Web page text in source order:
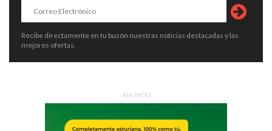
Recibe directamente en tu buzón nuestras noticias destacadas y las
mejores ofertas.
ANUNCIO